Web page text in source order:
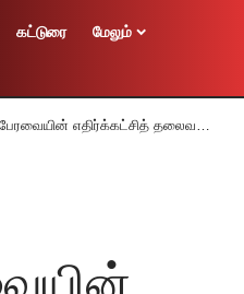
கட்டுரை மேலும்
தலைவராக உதயநிதி ஸ்டாலின்! தமிழர் தலைவர் ஆசிரியர் கி.வீரமணி வரவேற்பு